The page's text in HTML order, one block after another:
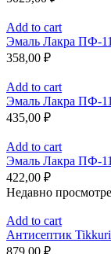
Add to cart
Эмаль Лакра ПФ-
358,00 ₽
Add to cart
Эмаль Лакра ПФ-
435,00 ₽
Add to cart
Эмаль Лакра ПФ-
422,00 ₽
Недавно
Add to cart
Антисептик
879,00 ₽